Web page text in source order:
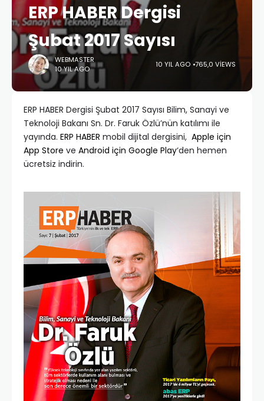
ERP HABER Dergisi
Şubat 2017 Sayısı
WEBMASTER
10 YIL AGO
10 YIL AGO 765,0 VIEWS
ERP HABER Dergisi Şubat 2017 Sayısı Bilim, Sanayi ve
Teknoloji Bakanı Sn. Dr. Faruk Özlü’nün katılımı ile
yayında. ERP HABER mobil dijital dergisini, Apple için
App Store ve Android için Google Play‘den hemen
ücretsiz indirin.